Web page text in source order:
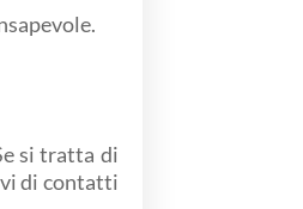
si tratta di
di contatti